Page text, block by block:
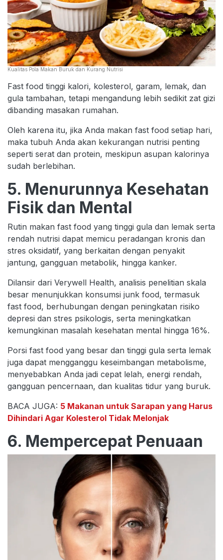
Kualitas Pola Makan Buruk dan Kurang Nutrisi
Fast food tinggi kalori, kolesterol, garam, lemak, dan
gula tambahan, tetapi mengandung lebih sedikit zat gizi
dibanding masakan rumahan.
Oleh karena itu, jika Anda makan fast food setiap hari,
maka tubuh Anda akan kekurangan nutrisi penting
seperti serat dan protein, meskipun asupan kalorinya
sudah berlebihan.
5. Menurunnya Kesehatan
Fisik dan Mental
Rutin makan fast food yang tinggi gula dan lemak serta
rendah nutrisi dapat memicu peradangan kronis dan
stres oksidatif, yang berkaitan dengan penyakit
jantung, gangguan metabolik, hingga kanker.
Dilansir dari Verywell Health, analisis penelitian skala
besar menunjukkan konsumsi junk food, termasuk
fast food, berhubungan dengan peningkatan risiko
depresi dan stres psikologis, serta meningkatkan
kemungkinan masalah kesehatan mental hingga 16%.
Porsi fast food yang besar dan tinggi gula serta lemak
juga dapat mengganggu keseimbangan metabolisme,
menyebabkan Anda jadi cepat lelah, energi rendah,
gangguan pencernaan, dan kualitas tidur yang buruk.
BACA JUGA: 5 Makanan untuk Sarapan yang Harus
Dihindari Agar Kolesterol Tidak Melonjak
6. Mempercepat Penuaan